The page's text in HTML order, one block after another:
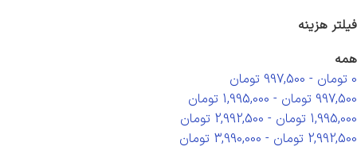
فیلتر هزینه
همه
0 تومان -
997,500 تومان
997,500 تومان -
1,995,000 تومان
1,995,000 تومان -
2,992,500 تومان
2,992,500 تومان -
3,990,000 تومان